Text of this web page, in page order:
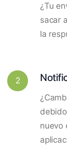
¿Tu
sacar
la
2
nuevo